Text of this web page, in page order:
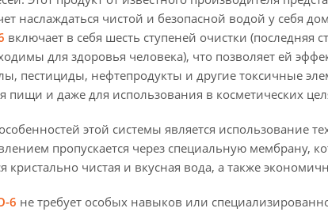
наслаждаться чистой и безопасной водой у себя
включает в себя шесть ступеней очистки (последняя
для здоровья человека), что позволяет ей
пестициды, нефтепродукты и другие токсичные
пищи и даже для использования в косметических
этой системы является использование
пропускается через специальную мембрану,
кристально чистая и вкусная вода, а также
6 не требует особых навыков или